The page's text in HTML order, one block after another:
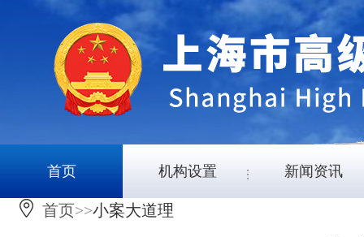
首页 机构设置 新闻资讯
首页>>小案大道理